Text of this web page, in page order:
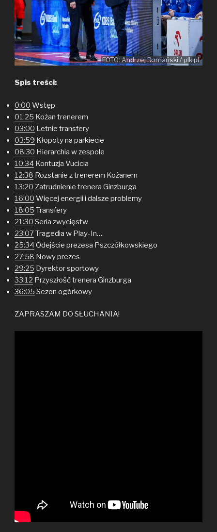
FOTO: Andrzej Romański / plk.pl
Spis treści:
0:00 Wstęp
01:25 Kożan trenerem
03:00 Letnie transfery
03:59 Kłopoty na parkiecie
08:30 Hierarchia w zespole
10:34 Kontuzja Vucicia
12:38 Rozstanie z trenerem Kożanem
13:20 Zatrudnienie trenera Ginzburga
16:00 Więcej energii i dalsze problemy
18:05 Transfery
21:30 Seria zwycięstw
23:07Tragedia w Play-In…
25:34 Odejście prezesa Pszczółkowskiego
27:58 Nowy prezes
29:25 Dyrektor sportowy
33:12 Przyszłość trenera Ginzburga
36:05 Sezon ogórkowy
ZAPRASZAM DO SŁUCHANIA!